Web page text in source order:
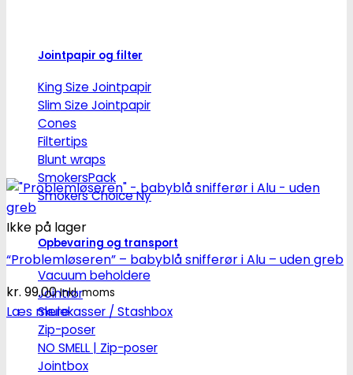
Jointpapir og filter
King Size Jointpapir
Slim Size Jointpapir
Cones
Filtertips
Blunt wraps
SmokersPack
Smokers Choice
Opbevaring og transport
Vacuum beholdere
Jointrør
Skulekasser / Stashbox
Zip-poser
NO SMELL | Zip-poser
Jointbox
Ikke på lager
“Problemløseren” – babyblå snifferør i Alu – uden greb
kr. 99.00 Inkl. moms
Læs mere